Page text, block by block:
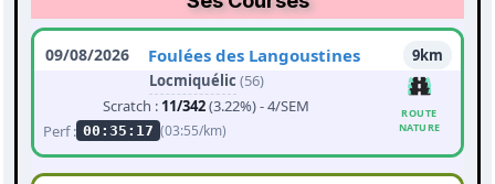
09/08/2026 Foulées des Langoustines
9km
Locmiquélic (56)
Scratch : 11/342(3.22%) - 4/SEM
Perf : 00:35:17 (03:55/km)
ROUTE
NATURE